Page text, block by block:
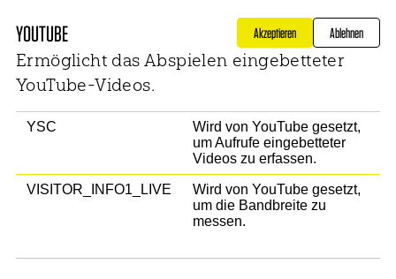
YOUTUBE
Ermöglicht das Abspielen eingebetteter
YouTube-Videos.
YSC
Wird von YouTube gesetzt,
um Aufrufe eingebetteter
Videos zu erfassen.
VISITOR_INFO1_LIVE
Wird von YouTube gesetzt,
um die Bandbreite zu
messen.